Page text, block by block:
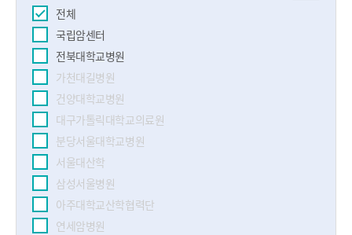
전체
국립암센터
전북대학교병원
가천대길병원
건양대학교병원
대구가톨릭대학교의료원
분당서울대학교병원
서울대산학
삼성서울병원
아주대학교산학협력단
연세암병원